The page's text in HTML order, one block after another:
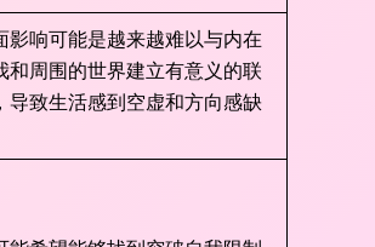
影响可能是越来越难以与内在
和周围的世界建立有意义的联
导致生活感到空虚和方向感缺